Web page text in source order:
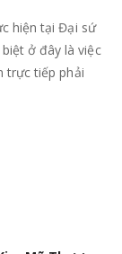
hiện tại Đại sứ
ở đây là việc
trực tiếp phải